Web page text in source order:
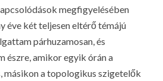
megfigyelésében
éve két teljesen eltérő témájú
párhuzamosan, és
észre, amikor egyik órán a
másikon a topologikus szigetelők